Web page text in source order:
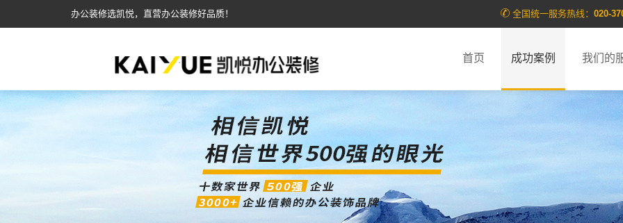
办公装修选凯悦，直营办公装修好品质！ 全国统一服务热线： 020-
首页 成功案例 我们的